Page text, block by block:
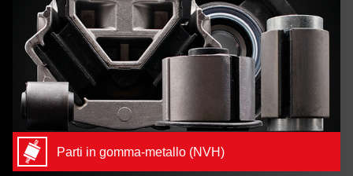
Parti in gomma-metallo (NVH)